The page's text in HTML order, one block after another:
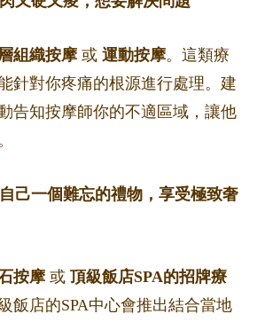
組織按摩或 運動按摩。這類療
針對你疼痛的根源進行處理。建
告知按摩師你的不適區域，讓他
己一個難忘的禮物，享受極致奢
按摩或 頂級飯店SPA的招牌療
飯店的SPA中心會推出結合當地